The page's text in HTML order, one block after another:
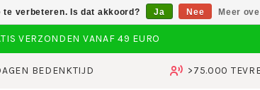
BEDENKTIJD >75.000
te verbeteren. Is dat akkoord? Ja Nee Meer